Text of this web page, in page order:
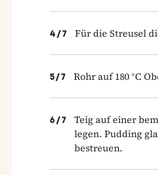
4/7 Für die Streusel
5/7 Rohr auf 180 °C
6/7
Teig auf einer
legen. Pudding
bestreuen.